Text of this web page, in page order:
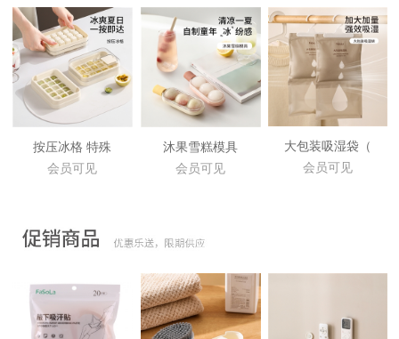
按压冰格 特殊
会员可见
沐果雪糕模具
会员可见
大包装吸湿袋（
会员可见